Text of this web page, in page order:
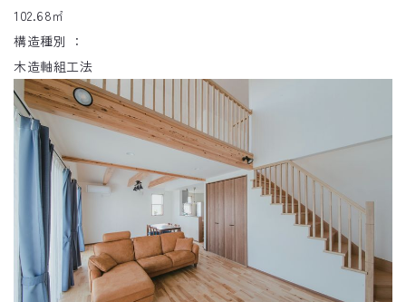
102.68㎡
構造種別 ：
木造軸組工法